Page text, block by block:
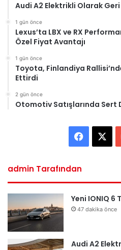
Audi A2 Elektrikli Olarak
1 gün önce
Lexus’ta LBX ve RX
Özel Fiyat Avantajı
1 gün önce
Toyota, Finlandiya
Ettirdi
2 gün önce
Otomotiv Satışlarında Sert
admin Tarafından
Yeni IONIQ 6
47 dakika önce
Audi A2